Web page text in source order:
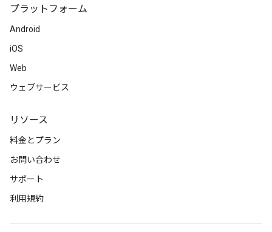
プラットフォーム
Android
iOS
Web
ウェブサービス
リソース
料金とプラン
お問い合わせ
サポート
利用規約